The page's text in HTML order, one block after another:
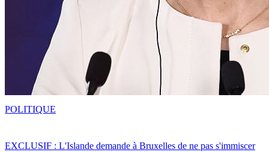
EXCLUSIF : L'Islande demande à Bruxelles de ne pas s'immiscer
POLITIQUE